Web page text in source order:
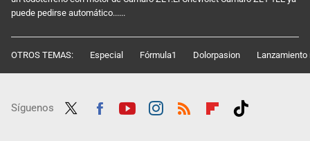
puede pedirse automático......
OTROS TEMAS: Especial Fórmula1 Dolorpasion Lanzamiento
Síguenos